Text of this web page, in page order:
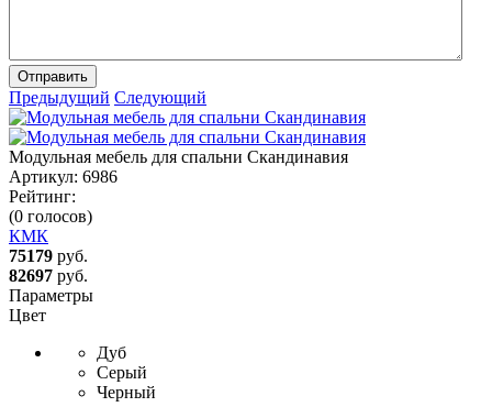
Отправить
Предыдущий Следующий
Модульная мебель для спальни Скандинавия
Артикул: 6986
Рейтинг:
(0 голосов)
КМК
75179 руб.
82697 руб.
Параметры
Цвет
Дуб
Серый
Черный